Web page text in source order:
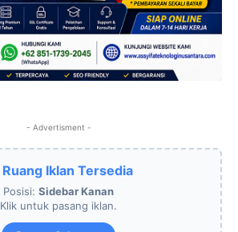
- Advertisment -
Ruang Iklan Tersedia
Posisi: Sidebar Kanan
Klik untuk pasang iklan.